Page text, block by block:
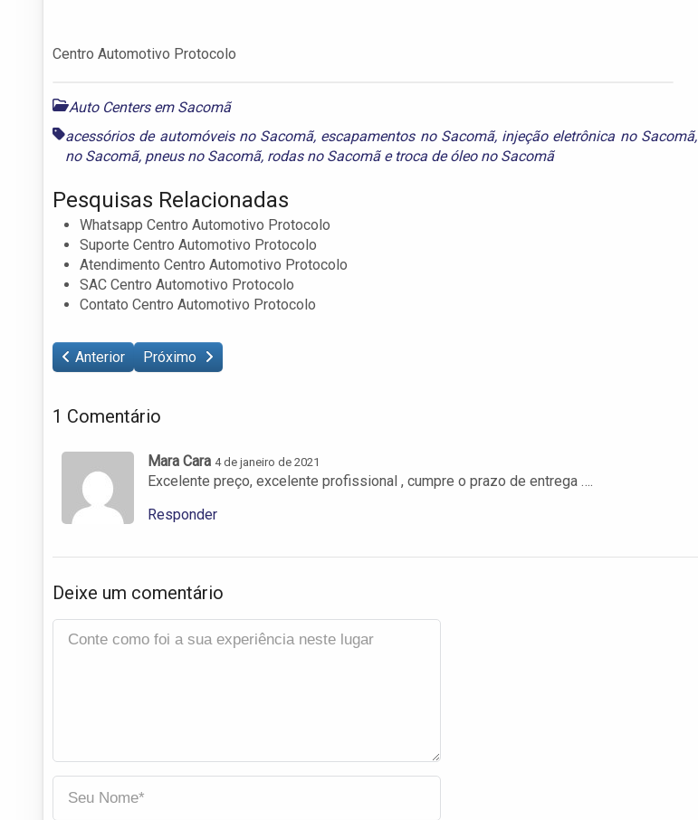
Centro Automotivo Protocolo
Auto Centers em Sacomã
acessórios de automóveis no Sacomã, escapamentos no Sacomã, injeção eletrônica no Sacomã,
no Sacomã, pneus no Sacomã, rodas no Sacomãe troca de óleo no Sacomã
Pesquisas Relacionadas
Whatsapp Centro Automotivo Protocolo
Suporte Centro Automotivo Protocolo
Atendimento Centro Automotivo Protocolo
SAC Centro Automotivo Protocolo
Contato Centro Automotivo Protocolo
Anterior Próximo
1 Comentário
Mara Cara 4 de janeiro de 2021
Excelente preço, excelente profissional , cumpre o prazo de entrega ….
Responder
Deixe um comentário